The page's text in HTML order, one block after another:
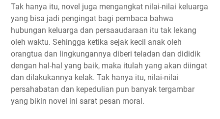
Tak hanya itu, novel juga mengangkat nilai-nilai keluarga
yang bisa jadi pengingat bagi pembaca bahwa
hubungan keluarga dan persaaudaraan itu tak lekang
oleh waktu. Sehingga ketika sejak kecil anak oleh
orangtua dan lingkungannya diberi teladan dan dididik
dengan hal-hal yang baik, maka itulah yang akan diingat
dan dilakukannya kelak. Tak hanya itu, nilai-nilai
persahabatan dan kepedulian pun banyak tergambar
yang bikin novel ini sarat pesan moral.